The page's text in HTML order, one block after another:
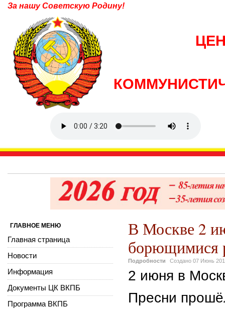
За нашу Советскую Родину!
В Москве 2
борющимися
Подробности Создано 07 Июнь
2 июня в
Пресни
ГЛАВНОЕ МЕНЮ
Главная страница
Новости
Информация
Документы ЦК ВКПБ
Программа ВКПБ